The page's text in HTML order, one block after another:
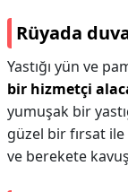
Rüyada
Yastığı yün ve
bir hizmetçi
yumuşak bir
güzel bir fırsat
ve berekete